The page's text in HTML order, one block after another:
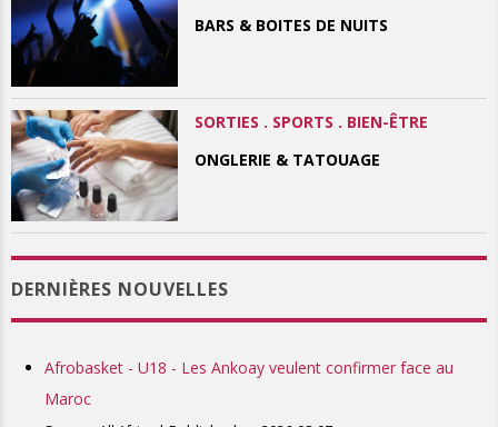
BARS & BOITES DE NUITS
SORTIES . SPORTS . BIEN-ÊTRE
ONGLERIE & TATOUAGE
DERNIÈRES NOUVELLES
Afrobasket - U18 - Les Ankoay veulent confirmer face au
Maroc